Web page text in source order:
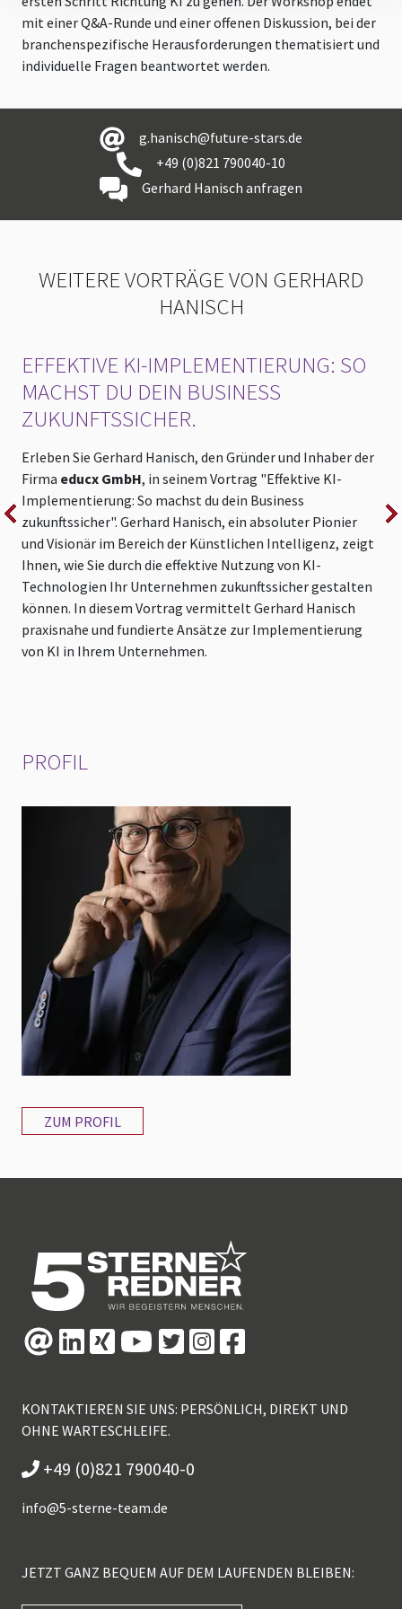
mit einer Q&A-Runde und einer offenen Diskussion, bei der
branchenspezifische Herausforderungen thematisiert und
individuelle Fragen beantwortet werden.
g.hanisch@future-stars.de
+49 (0)821 790040-10
Gerhard Hanisch anfragen
WEITERE VORTRÄGE VON GERHARD
HANISCH
EFFEKTIVE KI-IMPLEMENTIERUNG: SO
MACHST DU DEIN BUSINESS
ZUKUNFTSSICHER.
Erleben Sie Gerhard Hanisch, den Gründer und Inhaber der
Firma educx GmbH, in seinem Vortrag "Effektive KI-
Implementierung: So machst du dein Business
zukunftssicher". Gerhard Hanisch, ein absoluter Pionier
und Visionär im Bereich der Künstlichen Intelligenz, zeigt
Ihnen, wie Sie durch die effektive Nutzung von KI-
Technologien Ihr Unternehmen zukunftssicher gestalten
können. In diesem Vortrag vermittelt Gerhard Hanisch
praxisnahe und fundierte Ansätze zur Implementierung
von KI in Ihrem Unternehmen.
PROFIL
ZUM PROFIL
KONTAKTIEREN SIE UNS: PERSÖNLICH, DIREKT UND
OHNE WARTESCHLEIFE.
+49 (0)821 790040-0
info@5-sterne-team.de
JETZT GANZ BEQUEM AUF DEM LAUFENDEN BLEIBEN: